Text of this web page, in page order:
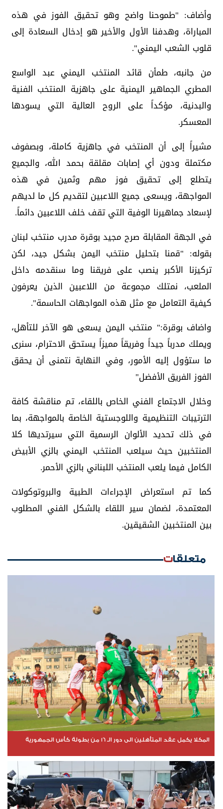
وأضاف: "طموحنا واضح وهو تحقيق الفوز في هذه
المباراة، وهدفنا الأول والأخير هو إدخال السعادة إلى
قلوب الشعب اليمني".
من جانبه، طمأن قائد المنتخب اليمني عبد الواسع
المطري الجماهير اليمنية على جاهزية المنتخب الفنية
والبدنية، مؤكداً على الروح العالية التي يسودها
المعسكر.
مشيراً إلى أن المنتخب في جاهزية كاملة، وبصفوف
مكتملة ودون أي إصابات مقلقة بحمد الله، والجميع
يتطلع إلى تحقيق فوز مهم وثمين في هذه
المواجهة، ويسعى جميع اللاعبين لتقديم كل ما لديهم
لإسعاد جماهيرنا الوفية التي تقف خلف اللاعبين دائماً.
في الجهة المقابلة صرح مجيد بوقرة مدرب منتخب لبنان
بقوله: "قمنا بتحليل منتخب اليمن بشكل جيد، لكن
تركيزنا الأكبر ينصب على فريقنا وما سنقدمه داخل
الملعب، نمتلك مجموعة من اللاعبين الذين يعرفون
كيفية التعامل مع مثل هذه المواجهات الحاسمة".
واضاف بوقرة:" منتخب اليمن يسعى هو الآخر للتأهل،
ويملك مدرباً جيداً وفريقاً مميزاً يستحق الاحترام، سنرى
ما ستؤول إليه الأمور، وفي النهاية نتمنى أن يحقق
الفوز الفريق الأفضل"
وخلال الاجتماع الفني الخاص باللقاء، تم مناقشة كافة
الترتيبات التنظيمية واللوجستية الخاصة بالمواجهة، بما
في ذلك تحديد الألوان الرسمية التي سيرتديها كلا
المنتخبين حيث سيلعب المنتخب اليمني بالزي الأبيض
الكامل فيما يلعب المنتخب اللبناني بالزي الأحمر.
كما تم استعراض الإجراءات الطبية والبروتوكولات
المعتمدة، لضمان سير اللقاء بالشكل الفني المطلوب
بين المنتخبين الشقيقين.
متعلقات
المكلا يكمل عقد المتأهلين الى دور الـ 16 من بطولة كأس الجمهورية